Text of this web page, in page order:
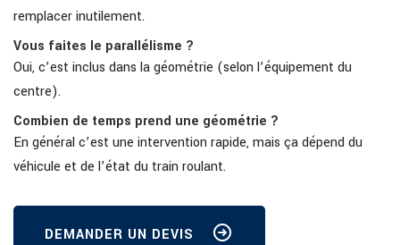
remplacer inutilement.
Vous faites le parallélisme ?
Oui, c’est inclus dans la géométrie (selon l’équipement du
centre).
Combien de temps prend une géométrie ?
En général c’est une intervention rapide, mais ça dépend du
véhicule et de l’état du train roulant.
DEMANDER UN DEVIS